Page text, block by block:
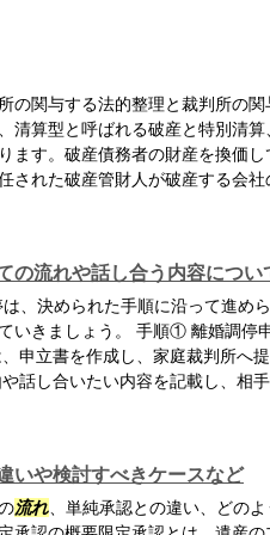
の関与する法的整理と裁判所の
清算型と呼ばれる破産と特別清算
ます。破産債務者の財産を換価
された破産管財人が破産する会
の流れや話し合う内容につい
、決められた手順に沿って進めら
いきましょう。 手順① 離婚調停
申立書を作成し、家庭裁判所へ
話し合いたい内容を記載し、相手
いや検討すべきケースなど
流れ 、単純承認との違い、どの